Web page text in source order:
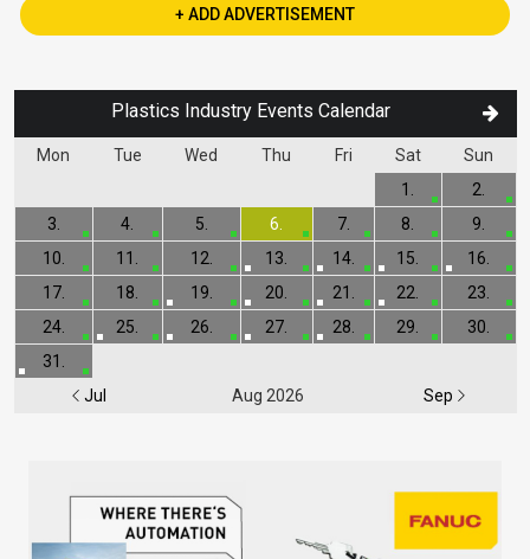
+ ADD ADVERTISEMENT
Plastics Industry Events Calendar
Mon Tue Wed Thu Fri Sat Sun
Jul Aug 2026 Sep
1.
2.
3.
4. 5. 6. 7. 8.
9.
10.
11. 12. 13. 14. 15.
16.
17.
18. 19. 20. 21. 22.
23.
24.
25. 26. 27. 28. 29.
30.
31.